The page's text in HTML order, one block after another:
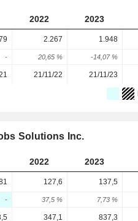
2022 2023
2.267 1.948
- 20,65 % -14,07 %
21/11/22 21/11/23
Solutions Inc.
2022 2023
127,6 137,5
- 37,5 % 7,73 %
347,1 837,3